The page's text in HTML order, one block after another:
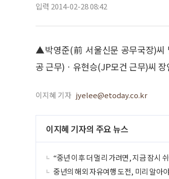
입력 2014-02-28 08:42
▲박영준(前 서울신문 공무국장)씨
공 근무)ㆍ유현승(JP모건 근무)씨
이지혜 기자 jyelee@etoday.co.kr
이지혜 기자의 주요 뉴스
“중년 이후 더 멀리 가려면, 지금 잠시
중년의 해외 자유여행 도전, 미리 알아